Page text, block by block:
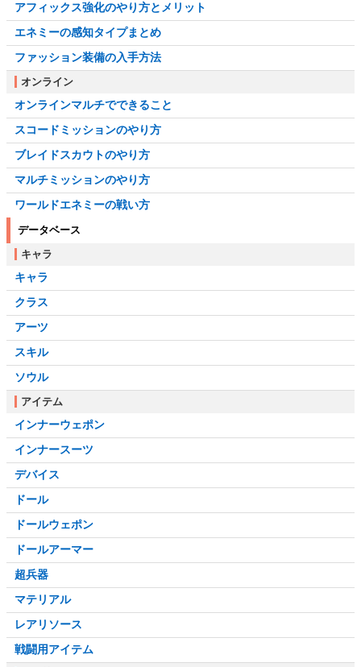
アフィックス強化のやり方とメリット
エネミーの感知タイプまとめ
ファッション装備の入手方法
オンライン
オンラインマルチでできること
スコードミッションのやり方
ブレイドスカウトのやり方
マルチミッションのやり方
ワールドエネミーの戦い方
データベース
キャラ
キャラ
クラス
アーツ
スキル
ソウル
アイテム
インナーウェポン
インナースーツ
デバイス
ドール
ドールウェポン
ドールアーマー
超兵器
マテリアル
レアリソース
戦闘用アイテム